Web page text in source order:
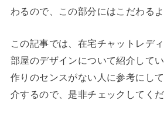
わるので、この部分にはこだわる
この記事では、在宅チャットレデ
部屋のデザインについて紹介して
作りのセンスがない人に参考にし
介するので、是非チェックしてくだ